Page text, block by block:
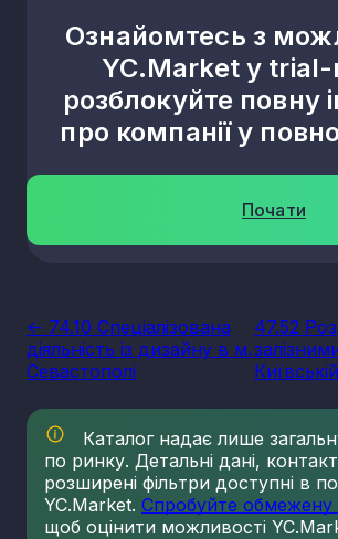
Ознайомтесь з
YC.Market у trial-
розблокуйте повну
про компанії у
Почати
<- 74.10 Спеціалізована
діяльність із дизайну в м.
Севастополі
47.52
Каталог надає лише
по ринку. Детальні дані,
розширені фільтри доступні в
YC.Market. Спробуйте обмежену
щоб оцінити можливості